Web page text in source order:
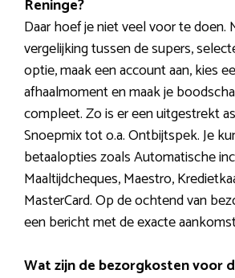
Reninge?
Daar hoef je niet veel voor te doen.
vergelijking tussen de supers,
optie, maak een account aan, kies
afhaalmoment en maak je
compleet. Zo is er een uitgestrekt
Snoepmix tot o.a. Ontbijtspek. Je
betaalopties zoals Automatische
Maaltijdcheques, Maestro,
MasterCard. Op de ochtend van
een bericht met de exacte
Wat zijn de bezorgkosten voor